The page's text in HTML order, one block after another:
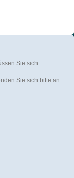
Sie sich
Sie sich bitte an